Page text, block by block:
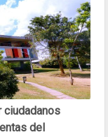
ciudadanos
del